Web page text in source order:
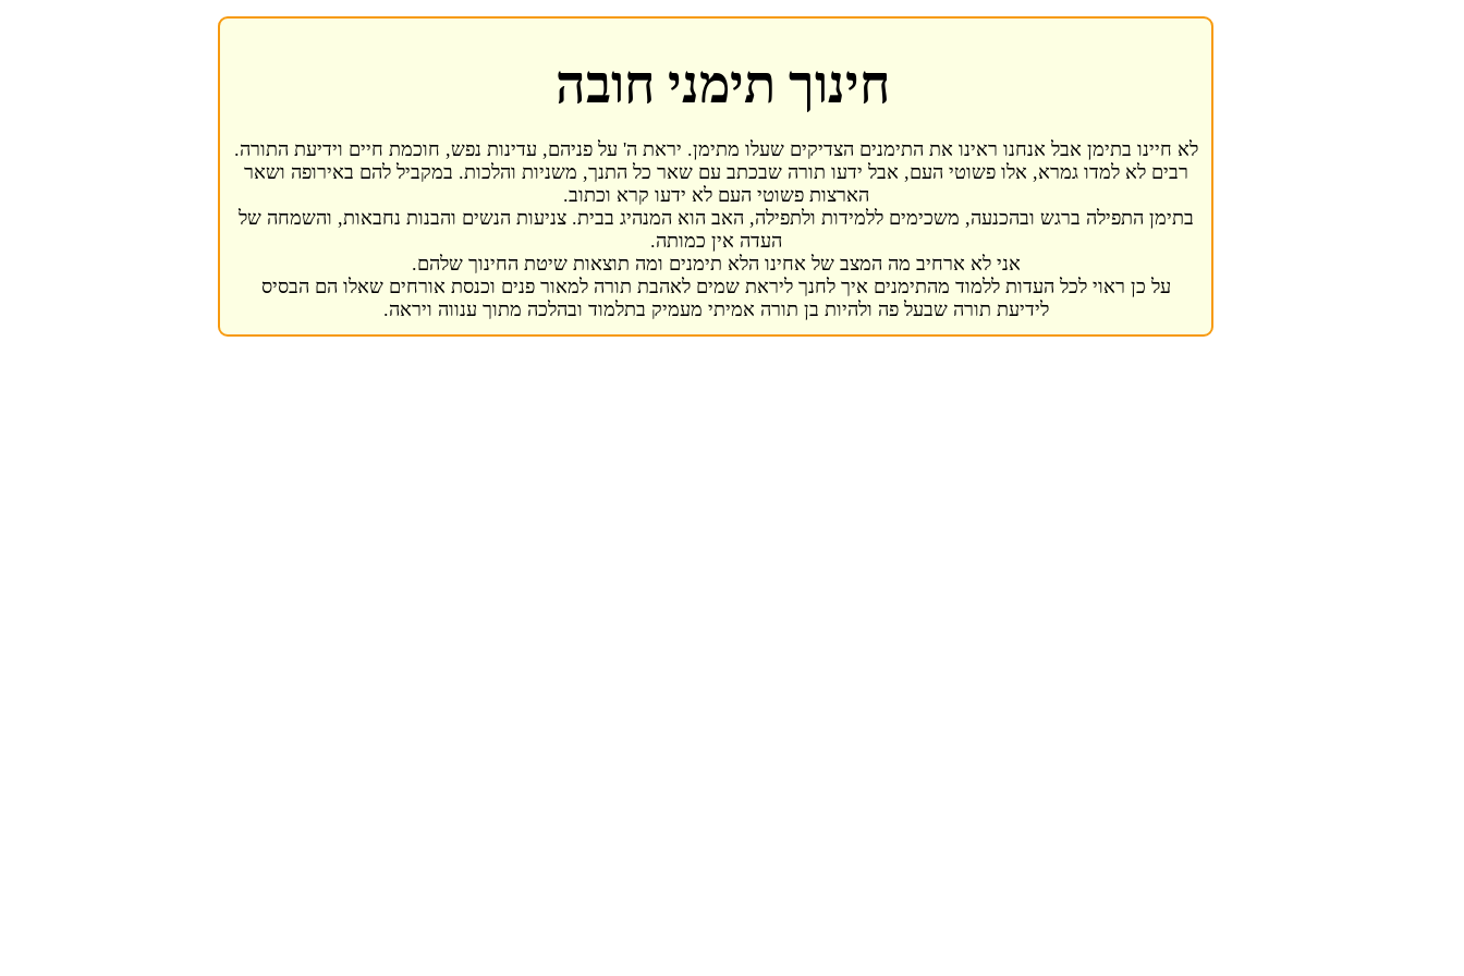
חינוך תימני חובה
לא חיינו בתימן אבל אנחנו ראינו את התימנים הצדיקים שעלו מתימן. יראת ה' על פניהם, עדינות נפש, חוכמת חיים וידיעת התורה.
רבים לא למדו גמרא, אלו פשוטי העם, אבל ידעו תורה שבכתב עם שאר כל התנך, משניות והלכות. במקביל להם באירופה ושאר
הארצות פשוטי העם לא ידעו קרא וכתוב.
בתימן התפילה ברגש ובהכנעה, משכימים ללמידות ולתפילה, האב הוא המנהיג בבית. צניעות הנשים והבנות נחבאות, והשמחה של
העדה אין כמותה.
אני לא ארחיב מה המצב של אחינו הלא תימנים ומה תוצאות שיטת החינוך שלהם.
על כן ראוי לכל העדות ללמוד מהתימנים איך לחנך ליראת שמים לאהבת תורה למאור פנים וכנסת אורחים שאלו הם הבסיס
לידיעת תורה שבעל פה ולהיות בן תורה אמיתי מעמיק בתלמוד ובהלכה מתוך ענווה ויראה.